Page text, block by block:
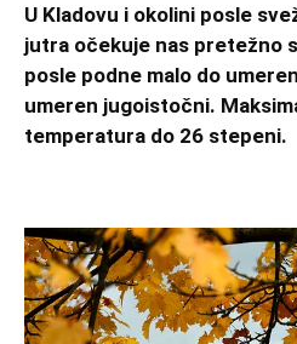
U Kladovu i okolini posle
jutra očekuje nas pretežno
posle podne malo do
umeren jugoistočni.
temperatura do 26 stepeni.